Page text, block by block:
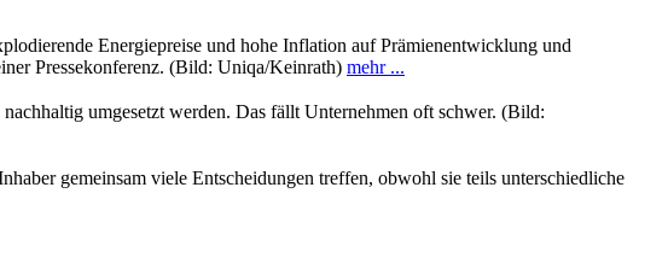
Energiepreise und hohe Inflation auf Prämienentwicklung und
Pressekonferenz. (Bild: Uniqa/Keinrath) mehr ...
umgesetzt werden. Das fällt Unternehmen oft schwer. (Bild:
gemeinsam viele Entscheidungen treffen, obwohl sie teils unterschiedliche